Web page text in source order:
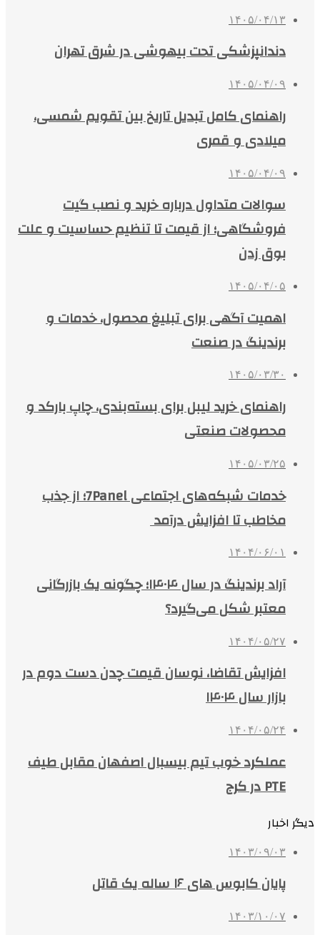
۱۴۰۵/۰۴/۱۳
دندانپزشکی تحت بیهوشی در شرق تهران
۱۴۰۵/۰۴/۰۹
راهنمای کامل تبدیل تاریخ بین تقویم شمسی،
میلادی و قمری
۱۴۰۵/۰۴/۰۹
سوالات متداول درباره خرید و نصب گیت
فروشگاهی؛ از قیمت تا تنظیم حساسیت و علت
بوق زدن
۱۴۰۵/۰۴/۰۵
اهمیت آگهی برای تبلیغ محصول، خدمات و
برندینگ در صنعت
۱۴۰۵/۰۳/۳۰
راهنمای خرید لیبل برای بسته‌بندی، چاپ بارکد و
محصولات صنعتی
۱۴۰۵/۰۳/۲۵
خدمات شبکه‌های اجتماعی 7Panel؛ از جذب
مخاطب تا افزایش درآمد
۱۴۰۴/۰۶/۰۱
آراد برندینگ در سال ۱۴۰۴؛ چگونه یک بازرگانی
معتبر شکل می‌گیرد؟
۱۴۰۴/۰۵/۲۷
افزایش تقاضا، نوسان قیمت چدن دست دوم در
بازار سال ۱۴۰۴
۱۴۰۴/۰۵/۲۴
عملکرد خوب تیم بیسبال اصفهان مقابل طیف
PTE در کرج
دیگر اخبار
۱۴۰۳/۰۹/۰۳
پایان کابوس های ۱۶ ساله یک قاتل
۱۴۰۳/۱۰/۰۷